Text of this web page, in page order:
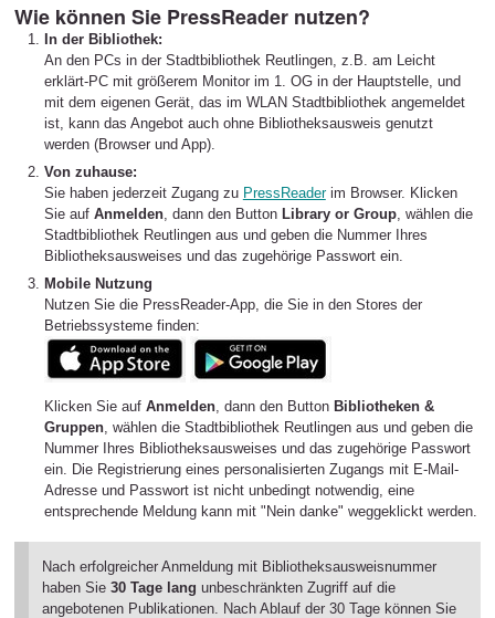
Wie können Sie PressReader nutzen?
In der Bibliothek:
An den PCs in der Stadtbibliothek Reutlingen, z.B. am Leicht
erklärt-PC mit größerem Monitor im 1. OG in der Hauptstelle, und
mit dem eigenen Gerät, das im WLAN Stadtbibliothek angemeldet
ist, kann das Angebot auch ohne Bibliotheksausweis genutzt
werden (Browser und App).
Von zuhause:
Sie haben jederzeit Zugang zu PressReaderim Browser. Klicken
Sie auf Anmelden, dann den Button Library or Group, wählen die
Stadtbibliothek Reutlingen aus und geben die Nummer Ihres
Bibliotheksausweises und das zugehörige Passwort ein.
Mobile Nutzung
Nutzen Sie die PressReader-App, die Sie in den Stores der
Betriebssysteme finden:
Klicken Sie auf Anmelden, dann den Button Bibliotheken &
Gruppen, wählen die Stadtbibliothek Reutlingen aus und geben die
Nummer Ihres Bibliotheksausweises und das zugehörige Passwort
ein. Die Registrierung eines personalisierten Zugangs mit E-Mail-
Adresse und Passwort ist nicht unbedingt notwendig, eine
entsprechende Meldung kann mit "Nein danke" weggeklickt werden.
Nach erfolgreicher Anmeldung mit Bibliotheksausweisnummer
haben Sie30 Tage lang unbeschränkten Zugriff auf die
angebotenen Publikationen. Nach Ablauf der 30 Tage können Sie